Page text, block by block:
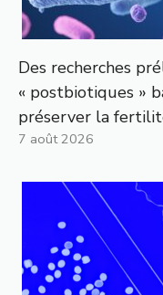
Des recherches
« postbiotiques »
préserver la
7 août 2026